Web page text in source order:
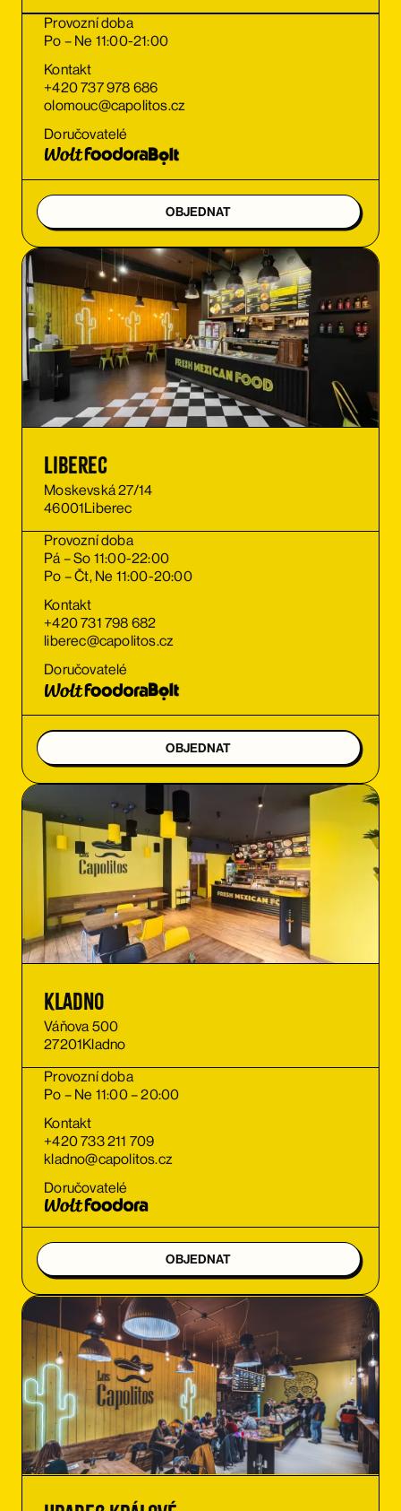
Provozní doba
Po – Ne 11:00-21:00
Kontakt
+420 737 978 686
olomouc@capolitos.cz
Doručovatelé
OBJEDNAT
Liberec
Moskevská 27/14
46001Liberec
Provozní doba
Pá – So 11:00-22:00
Po – Čt, Ne 11:00-20:00
Kontakt
+420 731 798 682
liberec@capolitos.cz
Doručovatelé
OBJEDNAT
Kladno
Váňova 500
27201Kladno
Provozní doba
Po – Ne 11:00 – 20:00
Kontakt
+420 733 211 709
kladno@capolitos.cz
Doručovatelé
OBJEDNAT